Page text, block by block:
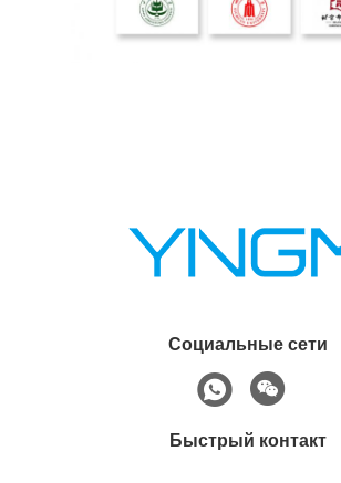
Социальные сети
Быстрый контакт